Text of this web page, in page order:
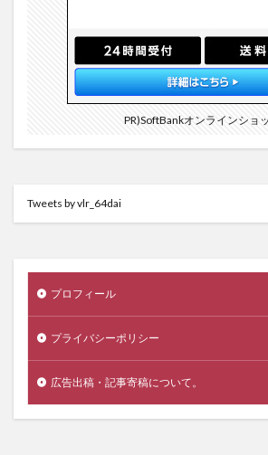
PR)SoftBankオンラインショ
Tweets by vlr_64dai
プロフィール
プライバシーポリシー
広告出稿・記事寄稿について。